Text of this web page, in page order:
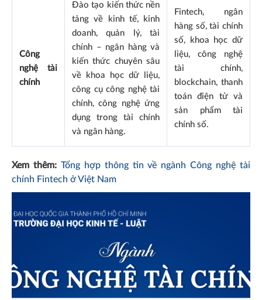
Công
nghệ tài
chính
Đào tạo kiến thức nền
tảng về kinh tế, kinh
doanh, quản lý, tài
chính – ngân hàng và
kiến thức chuyên sâu
về khoa học dữ liệu,
công cụ công nghệ tài
chính, công nghệ ứng
dụng trong tài chính
và ngân hàng.
Fintech, ngân
hàng số, tài chính
số, khoa học dữ
liệu, công nghệ
tài chính,
blockchain, thanh
toán điện tử và
sản phẩm tài
chính số.
Xem thêm: Tổng hợp thông tin về ngành Công nghệ tài
chính Fintech ở Việt Nam